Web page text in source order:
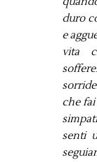
duro
e
vita
che
senti